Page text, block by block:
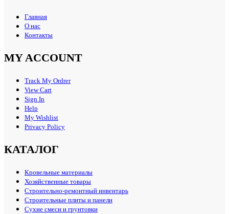
Главная
О нас
Контакты
MY ACCOUNT
Track My Ordrer
View Cart
Sign In
Help
My Wishlist
Privacy Policy
КАТАЛОГ
Кровельные материалы
Хозяйственные товары
Строительно-ремонтный инвентарь
Строительные плиты и панели
Сухие смеси и грунтовки